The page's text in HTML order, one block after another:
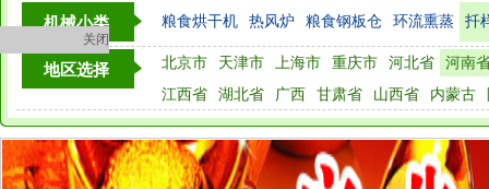
粮油检测仪器设备
机械小类 粮食烘干机 热风炉 粮食钢板仓 环流熏蒸 扦
液压翻版
地区选择 北京市 天津市 上海市 重庆市 河北省
河南
江西省
湖北省 广西 甘肃省 山西省 内蒙古
关闭